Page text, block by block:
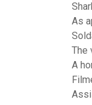
As
The
A